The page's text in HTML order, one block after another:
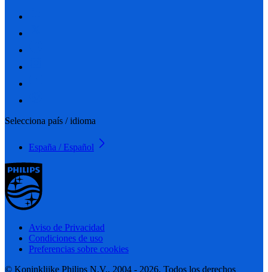
Selecciona país / idioma
España / Español
Aviso de Privacidad
Condiciones de uso
Preferencias sobre cookies
© Koninklijke Philips N.V., 2004 - 2026. Todos los derechos